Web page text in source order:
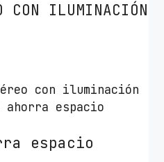
CON ILUMINACIÓN
con iluminación
ahorra espacio
espacio